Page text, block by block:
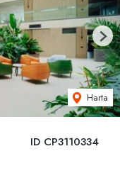
ID CP3110334
Harta
Next